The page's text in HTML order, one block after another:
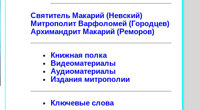
Святитель Макарий (Невский)
Митрополит Варфоломей (Городцев)
Архимандрит Макарий (Реморов)
Книжная полка
Видеоматериалы
Аудиоматериалы
Издания митрополии
Ключевые слова